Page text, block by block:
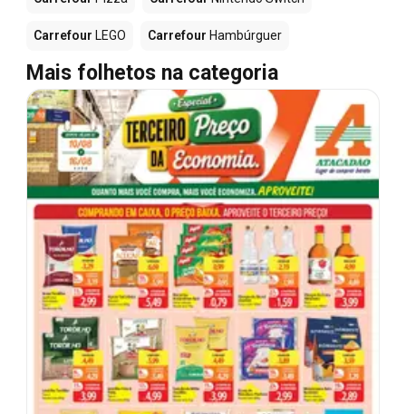
Carrefour LEGO Carrefour Hambúrguer
Mais folhetos na categoria